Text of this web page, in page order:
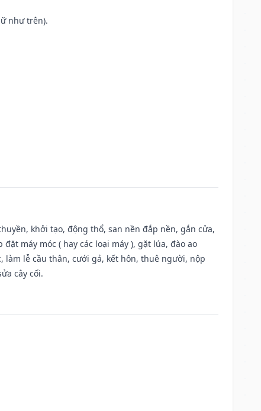
như trên).
khởi tạo, động thổ, san nền đắp nền, gắn cửa,
máy móc ( hay các loại máy ), gặt lúa, đào ao
làm lễ cầu thân, cưới gả, kết hôn, thuê người, nộp
cây cối.